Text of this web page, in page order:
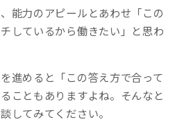
能力のアピールとあわせ「この
しているから働きたい」と思わ
進めると「この答え方で合って
こともありますよね。そんなと
してみてください。